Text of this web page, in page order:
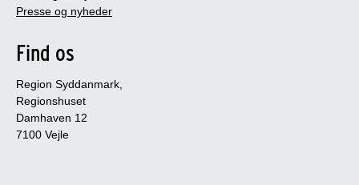
Presse og nyheder
Find os
Region Syddanmark,
Regionshuset
Damhaven 12
7100 Vejle